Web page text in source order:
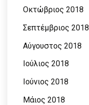
Οκτώβριος 2018
Σεπτέμβριος 2018
Αύγουστος 2018
Ιούλιος 2018
Ιούνιος 2018
Μάιος 2018